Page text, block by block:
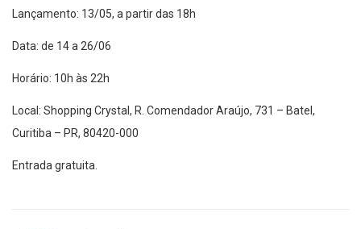
Lançamento: 13/05, a partir das 18h
Data: de 14 a 26/06
Horário: 10h às 22h
Local: Shopping Crystal, R. Comendador Araújo, 731 – Batel,
Curitiba – PR, 80420-000
Entrada gratuita.